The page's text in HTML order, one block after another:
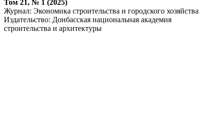
Том 21, № 1 (2025)
Журнал: Экономика строительства и городского хозяйства
Издательство: Донбасская национальная академия
строительства и архитектуры